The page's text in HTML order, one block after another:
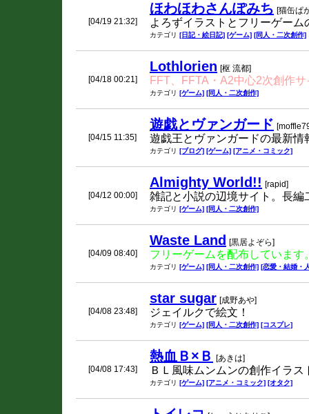
[04/19 21:32]
ほわほわさんぽみち [猫缶ぱ
よろずイラストとフリーゲー
カテゴリ [日記・絵日記] [ゲーム] [同人・二次創作]
[04/18 00:21]
Lothlorien [枢 流都]
FFT、FFTA・A2中心2次創作
カテゴリ [ゲーム] [同人・二次創作]
[04/15 11:35]
遊戯とヴァンガード
遊戯王とヴァンガードの最新
カテゴリ [ブログ] [ゲーム] [アニメ・コミック]
[04/12 00:00]
Almighty World!! [rapid]
雑記と小説の辺境サイト。長編
カテゴリ [ゲーム] [同人・二次創作]
[04/09 08:40]
Waste Land [黒居よぞら]
フリーゲームを配布しています
カテゴリ [ゲーム] [同人・二次創作] [恋愛・結婚・
[04/08 23:48]
star sugar [成野あや]
ジェイルクで絵文！
カテゴリ [ゲーム] [同人・二次創作] [コスプレ]
[04/08 17:43]
熱血Ｂ×Ｂ [あきは]
ＢＬ風味ムンムンの創作イラ
カテゴリ [ゲーム] [アニメ・コミック] [オタク]